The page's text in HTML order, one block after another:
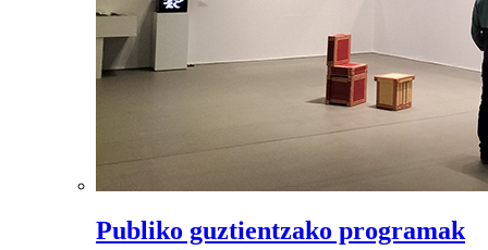
Publiko guztientzako programak